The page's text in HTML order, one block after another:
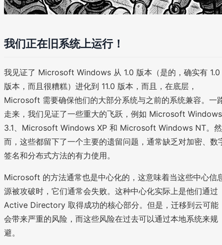
我们正在旧系统上运行！
我见证了 Microsoft Windows 从 1.0 版本（是的，确实有 1.0
版本，而且很糟糕）进化到 11.0 版本，而且，在底层，
Microsoft 需要确保他们的大部分系统与之前的系统兼容。一
走来，我们见证了一些重大的飞跃，例如 Microsoft Windows
3.1、Microsoft Windows XP 和 Microsoft Windows NT。然
而，这些都留下了一个主要的遗留问题，通常缺乏对加密、数
签名和分布式方法的有力使用。
Microsoft 的方法通常也是中心化的，这意味着当这些中心信
源被攻破时，它们通常会失败。这种中心化实际上是他们通过
Active Directory 取得成功的核心部分。但是，迁移到云可能
会带来严重的风险，而这些风险在过去可以通过本地系统来规
避。